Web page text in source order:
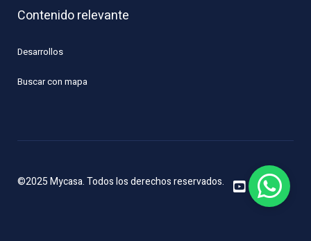
Contenido relevante
Desarrollos
Buscar con mapa
©2025 Mycasa. Todos los derechos reservados.